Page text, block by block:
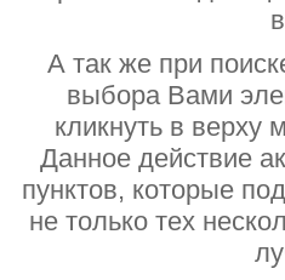
А так же при
выбора Вами
кликнуть в верху
Данное действие
пунктов, которые
не только тех